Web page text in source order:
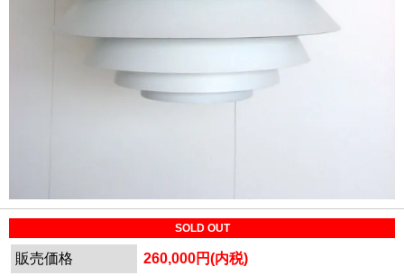
SOLD OUT
販売価格 260,000円(内税)